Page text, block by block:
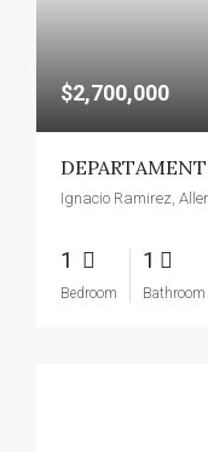
$2,700,000
Ignacio Ramirez,
1
Bedroom
1
Bathroom